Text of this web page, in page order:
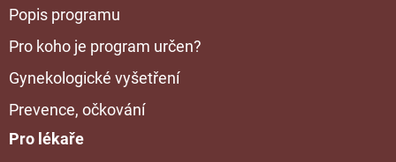
Popis programu
Pro koho je program určen?
Gynekologické vyšetření
Prevence, očkování
Pro lékaře